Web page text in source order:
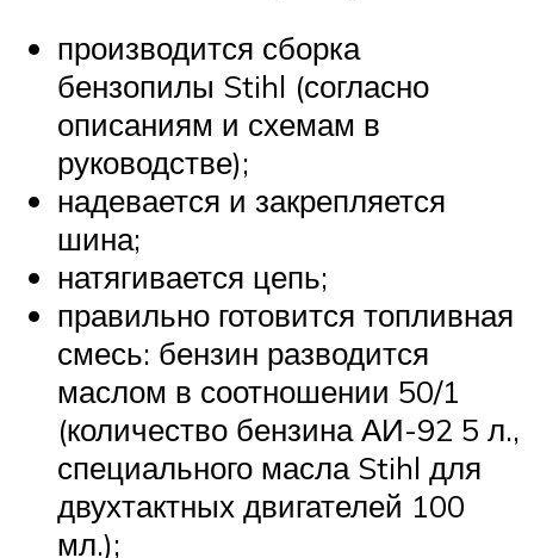
производится сборка
бензопилы Stihl (согласно
описаниям и схемам в
руководстве);
надевается и закрепляется
шина;
натягивается цепь;
правильно готовится топливная
смесь: бензин разводится
маслом в соотношении 50/1
(количество бензина АИ-92 5 л.,
специального масла Stihl для
двухтактных двигателей 100
мл.);